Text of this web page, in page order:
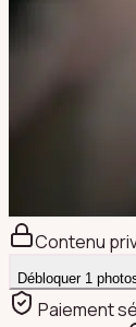
Contenu
Débloquer 1
Paiement